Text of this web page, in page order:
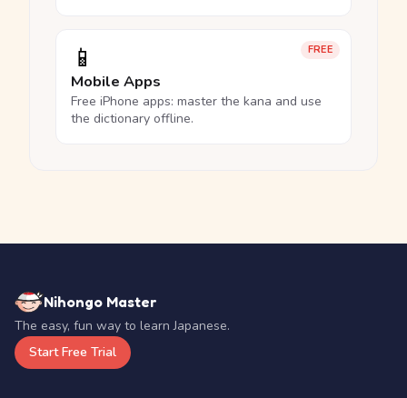
FREE
📱
Mobile Apps
Free iPhone apps: master the kana and use
the dictionary offline.
Nihongo Master
The easy, fun way to learn Japanese.
Start Free Trial